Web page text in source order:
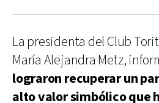
La presidenta del Club
María Alejandra Metz,
lograron recuperar un
alto valor simbólico que